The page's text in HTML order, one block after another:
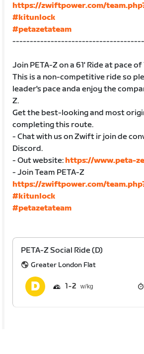
https://zwiftpower.com/
#kitunlock
#petazetateam
Join PETA-Z on a 61' Ride at pace of
This is a non-competitive ride so
leader's pace anda enjoy the
Z.
Get the best-looking and most
completing this route.
- Chat with us on Zwift ir join de
Discord.
- Out website: https://www.peta-
- Join Team PETA-Z
https://zwiftpower.com/
#kitunlock
#petazetateam
PETA-Z Social Ride (D)
Greater London Flat
1 2